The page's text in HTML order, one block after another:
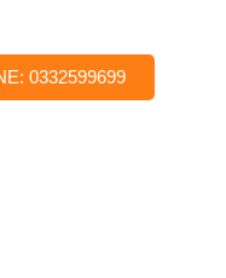
0332599699